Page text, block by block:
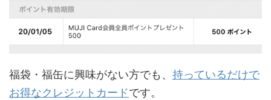
福袋・福缶に興味がない方でも、 持っているだけで
お得なクレジットカードです。